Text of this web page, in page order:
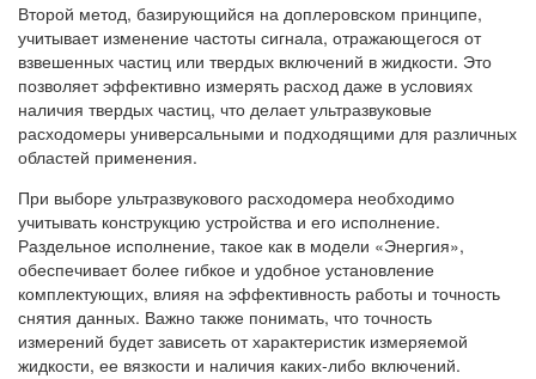
Второй метод, базирующийся на доплеровском принципе,
учитывает изменение частоты сигнала, отражающегося от
взвешенных частиц или твердых включений в жидкости. Это
позволяет эффективно измерять расход даже в условиях
наличия твердых частиц, что делает ультразвуковые
расходомеры универсальными и подходящими для различных
областей применения.
При выборе ультразвукового расходомера необходимо
учитывать конструкцию устройства и его исполнение.
Раздельное исполнение, такое как в модели «Энергия»,
обеспечивает более гибкое и удобное установление
комплектующих, влияя на эффективность работы и точность
снятия данных. Важно также понимать, что точность
измерений будет зависеть от характеристик измеряемой
жидкости, ее вязкости и наличия каких-либо включений.